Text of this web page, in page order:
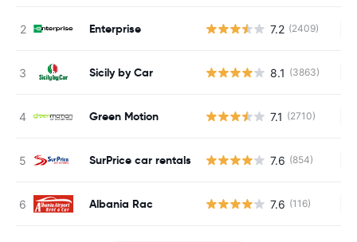
Enterprise 7.2 (2409)
Sicily by Car 8.1 (3863)
Green Motion 7.1 (2710)
SurPrice car rentals 7.6 (854)
Albania Rac 7.6 (116)